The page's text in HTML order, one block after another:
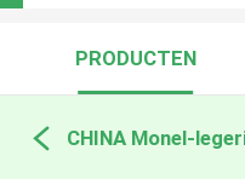
PRODUCTEN
CHINA Monel-